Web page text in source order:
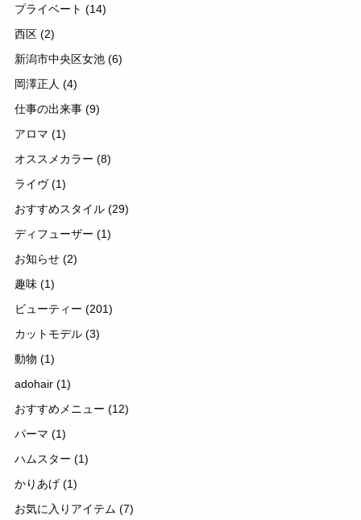
プライベート (14)
西区 (2)
新潟市中央区女池 (6)
岡澤正人 (4)
仕事の出来事 (9)
アロマ (1)
オススメカラー (8)
ライヴ(1)
おすすめスタイル (29)
ディフューザー (1)
お知らせ (2)
趣味 (1)
ビューティー (201)
カットモデル (3)
動物 (1)
adohair (1)
おすすめメニュー (12)
パーマ (1)
ハムスター (1)
かりあげ (1)
お気に入りアイテム (7)